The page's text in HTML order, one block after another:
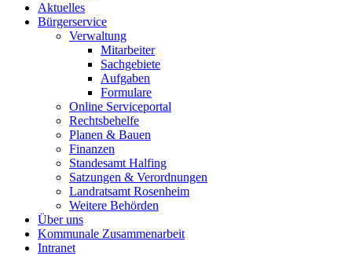
Aktuelles
Bürgerservice
Verwaltung
Mitarbeiter
Sachgebiete
Aufgaben
Formulare
Online Serviceportal
Rechtsbehelfe
Planen & Bauen
Finanzen
Standesamt Halfing
Satzungen & Verordnungen
Landratsamt Rosenheim
Weitere Behörden
Über uns
Kommunale Zusammenarbeit
Intranet